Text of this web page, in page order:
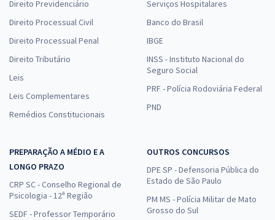
Direito Previdenciário
Direito Processual Civil
Direito Processual Penal
Direito Tributário
Leis
Leis Complementares
Remédios Constitucionais
Serviços Hospitalares
Banco do Brasil
IBGE
INSS - Instituto Nacional do
Seguro Social
PRF - Polícia Rodoviária Federal
PND
PREPARAÇÃO A MÉDIO E A
LONGO PRAZO
CRP SC - Conselho Regional de
Psicologia - 12ª Região
SEDF - Professor Temporário
OUTROS CONCURSOS
DPE SP - Defensoria Pública do
Estado de São Paulo
PM MS - Polícia Militar de Mato
Grosso do Sul